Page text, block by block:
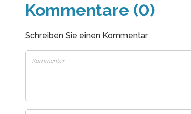
Kommentare (0)
Schreiben Sie einen Kommentar